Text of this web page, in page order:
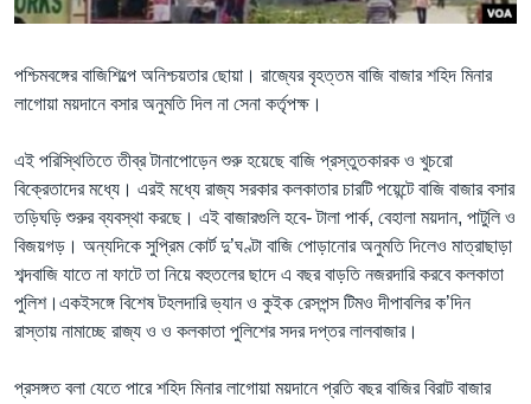
FOLLOW US
অন্য ভাষায় ওয়েব সাইট
পশ্চিমবঙ্গের বাজিশিল্পে অনিশ্চয়তার ছোয়া। রাজ্যের বৃহত্তম বাজি বাজার শহিদ মিনার
লাগোয়া ময়দানে বসার অনুমতি দিল না সেনা কর্তৃপক্ষ।
এই পরিস্থিতিতে তীব্র টানাপোড়েন শুরু হয়েছে বাজি প্রস্তুতকারক ও খুচরো
বিক্রেতাদের মধ্যে। এরই মধ্যে রাজ্য সরকার কলকাতার চারটি পয়েন্টে বাজি বাজার বসার
তড়িঘড়ি শুরুর ব্যবস্থা করছে। এই বাজারগুলি হবে- টালা পার্ক, বেহালা ময়দান, পাটুলি ও
বিজয়গড়। অন্যদিকে সুপ্রিম কোর্ট দু’ঘণ্টা বাজি পোড়ানোর অনুমতি দিলেও মাত্রাছাড়া
শব্দবাজি যাতে না ফাটে তা নিয়ে বহুতলের ছাদে এ বছর বাড়তি নজরদারি করবে কলকাতা
পুলিশ।একইসঙ্গে বিশেষ টহলদারি ভ্যান ও কুইক রেসপন্স টিমও দীপাবলির ক’দিন
রাস্তায় নামাচ্ছে রাজ্য ও ও কলকাতা পুলিশের সদর দপ্তর লালবাজার।
প্রসঙ্গত বলা যেতে পারে শহিদ মিনার লাগোয়া ময়দানে প্রতি বছর বাজির বিরাট বাজার